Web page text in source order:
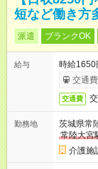
短など働き方
派遣 ブランクOK
給与
時給1650
交通
交通費
勤務地
茨城県常
常陸大宮
介護施